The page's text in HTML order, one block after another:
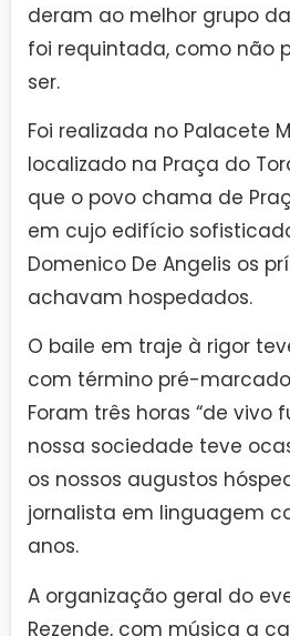
deram ao melhor grupo
foi requintada, como não
ser.
Foi realizada no Palacete
localizado na Praça do
que o povo chama de
em cujo edifício
Domenico De Angelis os
achavam hospedados.
O baile em traje à rigor
com término pré-
Foram três horas “de vivo
nossa sociedade teve
os nossos augustos
jornalista em linguagem
anos.
A organização geral do
Rezende, com música a